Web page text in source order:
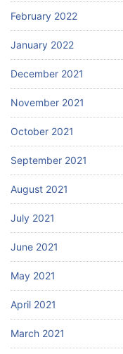
February 2022
January 2022
December 2021
November 2021
October 2021
September 2021
August 2021
July 2021
June 2021
May 2021
April 2021
March 2021